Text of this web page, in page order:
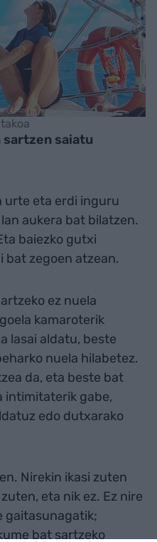
sartzen saiatu
urte eta erdi inguru
aukera bat bilatzen.
baiezko gutxi
bat zegoen atzean.
ez nuela
kamaroterik
lasai aldatu, beste
nuela hilabetez.
da, eta beste bat
intimitaterik gabe,
edo dutxarako
Nirekin ikasi zuten
eta nik ez. Ez nire
gaitasunagatik;
bat sartzeko